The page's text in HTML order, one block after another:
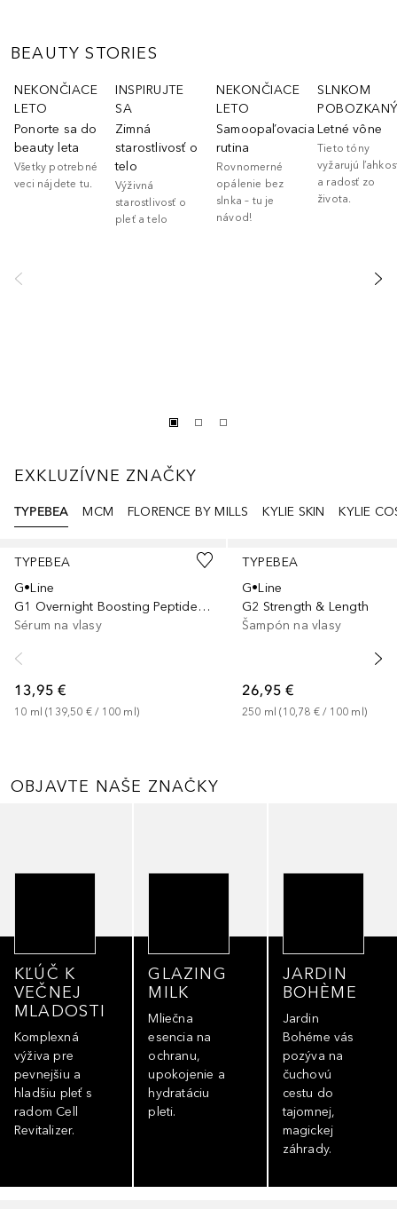
BEAUTY STORIES
NEKONČIACE
LETO
Ponorte sa do
beauty leta
Všetky potrebné
veci nájdete tu.
INSPIRUJTE
SA
Zimná
starostlivosť o
telo
Výživná
starostlivosť o
pleť a telo
NEKONČIACE
LETO
Samoopaľovacia
rutina
Rovnomerné
opálenie bez
slnka – tu je
návod!
SLNKOM
Letné vône
Tieto tóny
vyžarujú
a radosť zo
života.
EXKLUZÍVNE ZNAČKY
TYPEBEA MCM FLORENCE BY MILLS KYLIE SKIN
KYLIE
TYPEBEA
G•Line
G1 Overnight Boosting Peptide Serum
Sérum na vlasy
13,95 €
10 ml (139,50 € / 100 ml )
TYPEBEA
G•Line
G2 Strength & Length
Šampón na vlasy
26,95 €
250 ml (10,78 € / 100 ml )
OBJAVTE NAŠE ZNAČKY
KĽÚČ K
VEČNEJ
MLADOSTI
Komplexná
výživa pre
pevnejšiu a
hladšiu pleť s
radom Cell
Revitalizer.
GLAZING
MILK
Mliečna
esencia na
ochranu,
upokojenie a
hydratáciu
pleti.
JARDIN
BOHÈME
Jardin
Bohéme vás
pozýva na
čuchovú
cestu do
tajomnej,
magickej
záhrady.